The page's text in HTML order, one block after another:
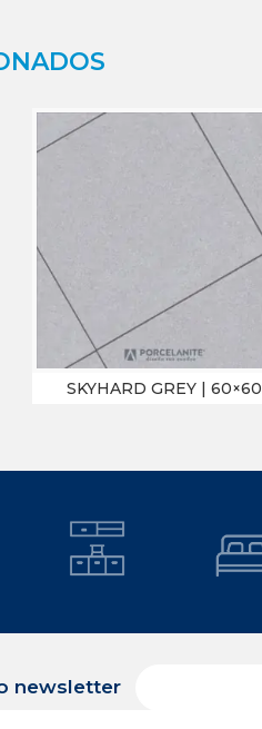
SKYHARD GREY | 60×60
newsletter